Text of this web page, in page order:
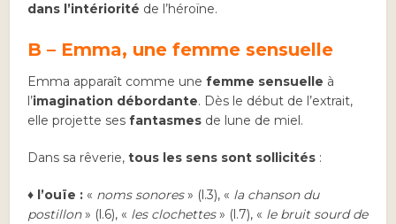
dans l’intériorité de l’héroïne.
B – Emma, une femme sensuelle
Emma apparaît comme unefemme sensuelle à
l’imagination débordante. Dès le début de l’extrait,
elle projette sesfantasmes de lune de miel.
Dans sa rêverie,tous les sens sont sollicités :
♦ l’ouïe : « noms sonores» (l.3), « la chanson du
postillon» (l.6), « les clochettes» (l.7), « le bruit sourd de